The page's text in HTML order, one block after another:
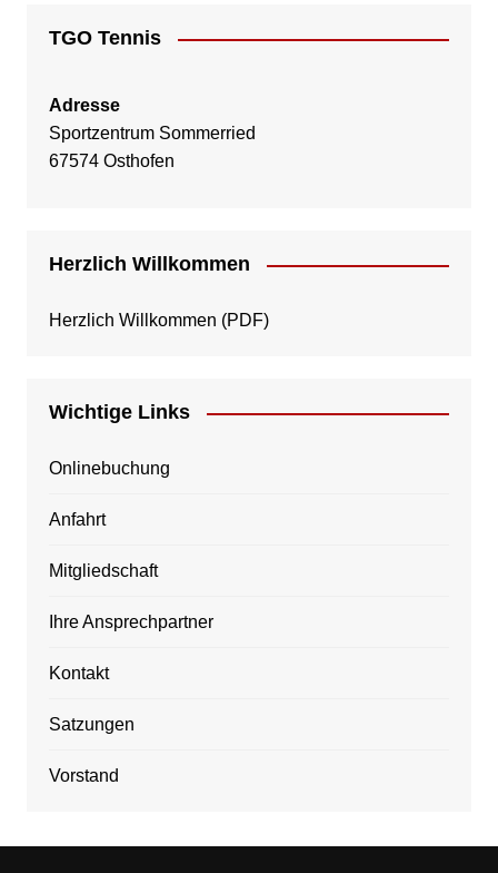
TGO Tennis
Adresse
Sportzentrum Sommerried
67574 Osthofen
Herzlich Willkommen
Herzlich Willkommen (PDF)
Wichtige Links
Onlinebuchung
Anfahrt
Mitgliedschaft
Ihre Ansprechpartner
Kontakt
Satzungen
Vorstand